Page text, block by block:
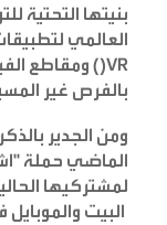
بنيتها التحتية
العالمي
(VR ) ومقاطع
بالفرص غير
ومن الجدير
الماضي حملة
لمشتركيها
البيت